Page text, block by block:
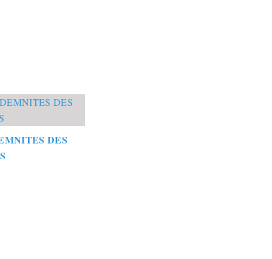
DES